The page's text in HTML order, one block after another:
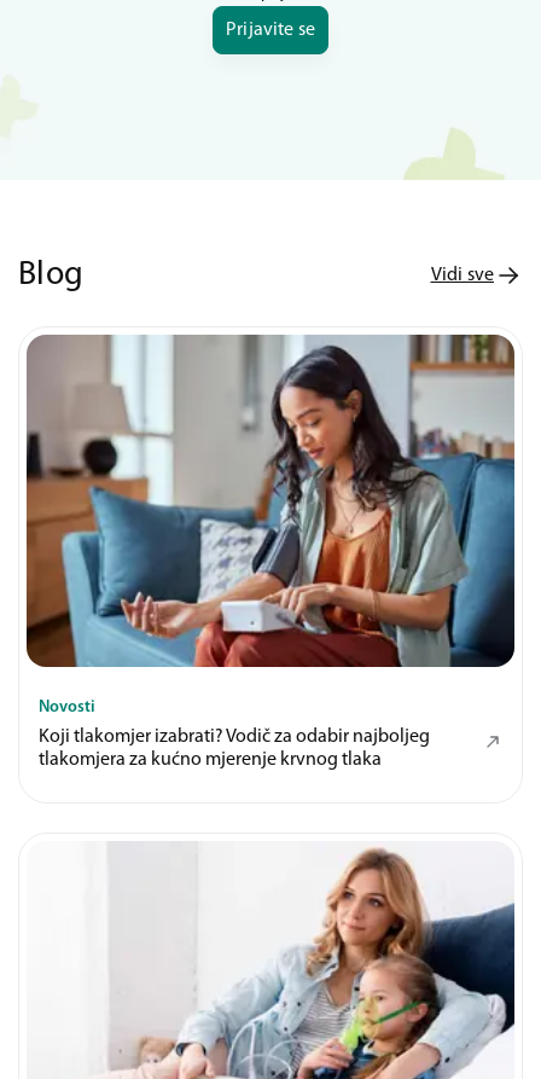
Prijavite se
Blog Vidi sve
Novosti
Koji tlakomjer izabrati? Vodič za odabir najboljeg
tlakomjera za kućno mjerenje krvnog tlaka